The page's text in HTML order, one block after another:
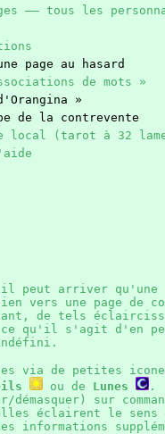
—— tous les
page au hasard
de mots »
»
de la contrevente
local (tarot à 32
peut arriver
une page de
de tels
qu'il s'agit d'en
indéfini.
via de petites
ou de Lunes
.
démasquer) sur
éclairent le sens
informations